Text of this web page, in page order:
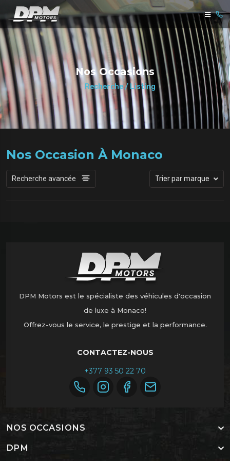
Nos Occasions
Recherche / Listing
Nos Occasion À Monaco
Trier par marque
Recherche avancée
DPM Motors est le spécialiste des véhicules d'occasion
de luxe à Monaco!
Offrez-vous le service, le prestige et la performance.
CONTACTEZ-NOUS
+377 93 50 22 70
NOS OCCASIONS
DPM